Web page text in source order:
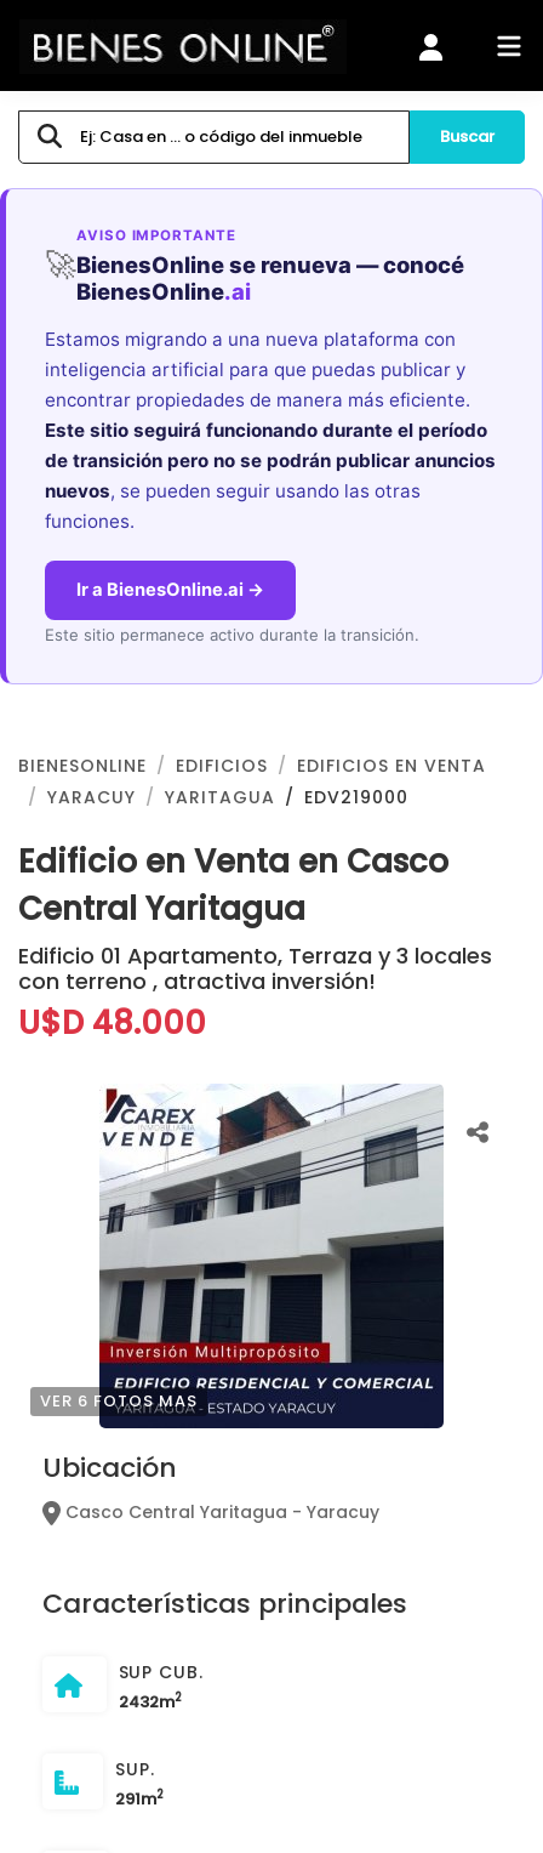
Buscar
🚀
AVISO IMPORTANTE
BienesOnline se renueva — conocé
BienesOnline.ai
Estamos migrando a una nueva plataforma con
inteligencia artificial para que puedas publicar y
encontrar propiedades de manera más eficiente.
Este sitio seguirá funcionando durante el período
de transición pero no se podrán publicar anuncios
nuevos, se pueden seguir usando las otras
funciones.
Ir a BienesOnline.ai →
Este sitio permanece activo durante la transición.
BIENESONLINE EDIFICIOS
EDIFICIOS EN VENTA
YARACUY
YARITAGUA EDV219000
Edificio en Venta en Casco
Central Yaritagua
Edificio 01 Apartamento, Terraza y 3 locales
con terreno , atractiva inversión!
U$D 48.000
VER 6 FOTOS MAS
Ubicación
Casco Central Yaritagua - Yaracuy
Características principales
SUP CUB.
2432m2
SUP.
291m2